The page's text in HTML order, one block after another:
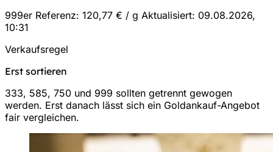
999er Referenz: 120,77 € / g Aktualisiert: 09.08.2026,
10:31
Verkaufsregel
Erst sortieren
333, 585, 750 und 999 sollten getrennt gewogen
werden. Erst danach lässt sich ein Goldankauf-Angebot
fair vergleichen.